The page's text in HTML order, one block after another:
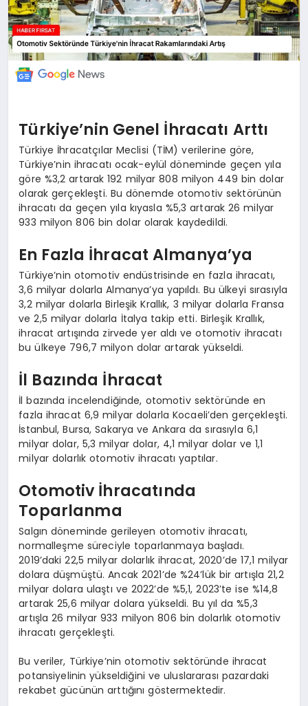
Türkiye’nin Genel İhracatı Arttı
Türkiye İhracatçılar Meclisi (TİM) verilerine göre,
Türkiye’nin ihracatı ocak-eylül döneminde geçen yıla
göre %3,2 artarak 192 milyar 808 milyon 449 bin dolar
olarak gerçekleşti. Bu dönemde otomotiv sektörünün
ihracatı da geçen yıla kıyasla %5,3 artarak 26 milyar
933 milyon 806 bin dolar olarak kaydedildi.
En Fazla İhracat Almanya’ya
Türkiye’nin otomotiv endüstrisinde en fazla ihracatı,
3,6 milyar dolarla Almanya’ya yapıldı. Bu ülkeyi sırasıyla
3,2 milyar dolarla Birleşik Krallık, 3 milyar dolarla Fransa
ve 2,5 milyar dolarla İtalya takip etti. Birleşik Krallık,
ihracat artışında zirvede yer aldı ve otomotiv ihracatı
bu ülkeye 796,7 milyon dolar artarak yükseldi.
İl Bazında İhracat
İl bazında incelendiğinde, otomotiv sektöründe en
fazla ihracat 6,9 milyar dolarla Kocaeli’den gerçekleşti.
İstanbul, Bursa, Sakarya ve Ankara da sırasıyla 6,1
milyar dolar, 5,3 milyar dolar, 4,1 milyar dolar ve 1,1
milyar dolarlık otomotiv ihracatı yaptılar.
Otomotiv İhracatında
Toparlanma
Salgın döneminde gerileyen otomotiv ihracatı,
normalleşme süreciyle toparlanmaya başladı.
2019’daki 22,5 milyar dolarlık ihracat, 2020’de 17,1 milyar
dolara düşmüştü. Ancak 2021’de %24’lük bir artışla 21,2
milyar dolara ulaştı ve 2022’de %5,1, 2023’te ise %14,8
artarak 25,6 milyar dolara yükseldi. Bu yıl da %5,3
artışla 26 milyar 933 milyon 806 bin dolarlık otomotiv
ihracatı gerçekleşti.
Bu veriler, Türkiye’nin otomotiv sektöründe ihracat
potansiyelinin yükseldiğini ve uluslararası pazardaki
rekabet gücünün arttığını göstermektedir.